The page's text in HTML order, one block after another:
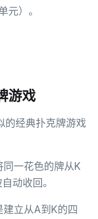
元）。
游戏
的经典扑克牌游戏
同一花色的牌从K
动收回。
立从A到K的四